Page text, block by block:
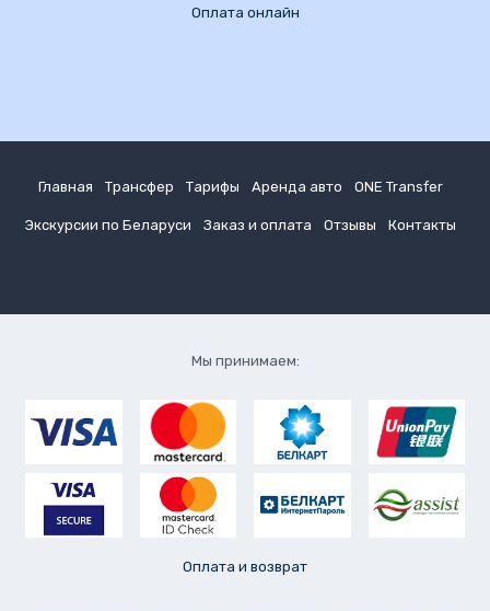
Оплата онлайн
Главная Трансфер Тарифы Аренда авто ONE Transfer
Экскурсии по Беларуси Заказ и оплата Отзывы Контакты
Мы принимаем:
Оплата и возврат